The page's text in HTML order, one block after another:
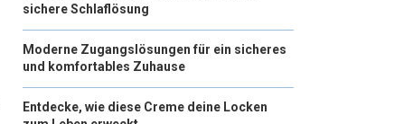
sichere Schlaflösung
Moderne Zugangslösungen für ein sicheres
und komfortables Zuhause
Entdecke, wie diese Creme deine Locken